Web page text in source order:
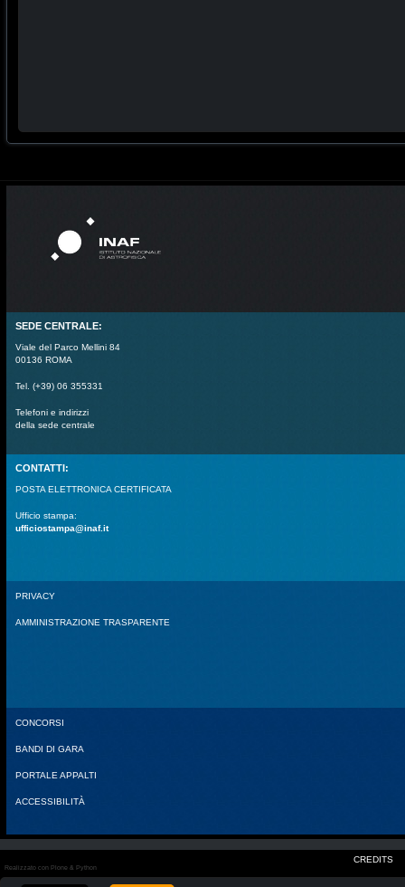
SEDE CENTRALE:
Viale del Parco Mellini 84
00136 ROMA
Tel. (+39) 06 355331
Telefoni e indirizzi
della sede centrale
CONTATTI:
POSTA ELETTRONICA CERTIFICATA
Ufficio stampa:
ufficiostampa@inaf.it
PRIVACY
AMMINISTRAZIONE TRASPARENTE
CONCORSI
BANDI DI GARA
PORTALE APPALTI
ACCESSIBILITÀ
CREDITS
Realizzato con Plone & Python